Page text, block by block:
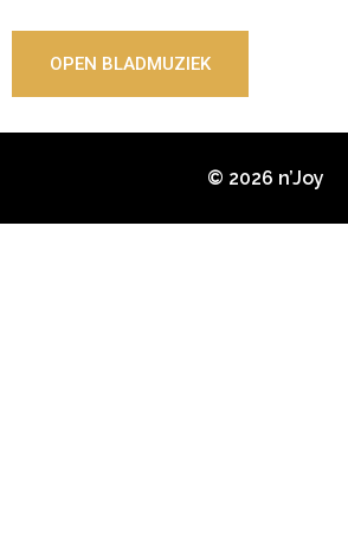
OPEN BLADMUZIEK
© 2026 n’Joy